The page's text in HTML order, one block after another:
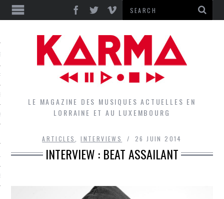
GROUPES DU LOCAL
LE LOCAL DU MAGAZINE
LE MAGAZINE DES MUSIQUES ACTUELLES EN
LORRAINE ET AU LUXEMBOURG
ARTICLES ,INTERVIEWS 26 JUIN 2014